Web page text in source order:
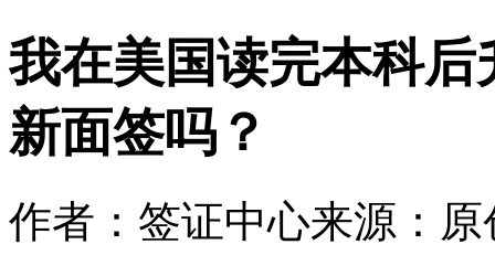
我在美国读完本科
新面签吗？
作者：签证中心来源：原